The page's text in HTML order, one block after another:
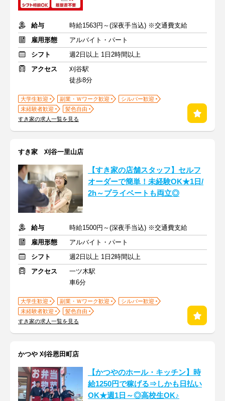
給与
時給1563円～(深夜手当込) ※交通費支給
雇用形態
アルバイト・パート
シフト
週2日以上 1日2時間以上
アクセス
刈谷駅
徒歩8分
大学生歓迎 副業・Ｗワーク歓迎
シルバー歓迎
未経験者歓迎
髪色自由
すき家の求人一覧を見る
すき家 刈谷一里山店
【すき家の店舗スタッフ】セルフ
オーダーで簡単！未経験OK★1日/
2h～プライベートも両立◎
給与
時給1500円～(深夜手当込) ※交通費支給
雇用形態
アルバイト・パート
シフト
週2日以上 1日2時間以上
アクセス
一ツ木駅
車6分
大学生歓迎 副業・Ｗワーク歓迎
シルバー歓迎
未経験者歓迎
髪色自由
すき家の求人一覧を見る
かつや 刈谷恩田町店
【かつやのホール・キッチン】時
給1250円で稼げる⇒しかも日払い
OK★週1日～◎高校生OK♪